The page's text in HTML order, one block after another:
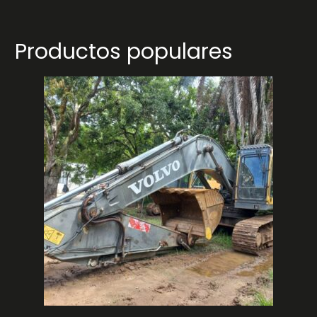
Productos populares